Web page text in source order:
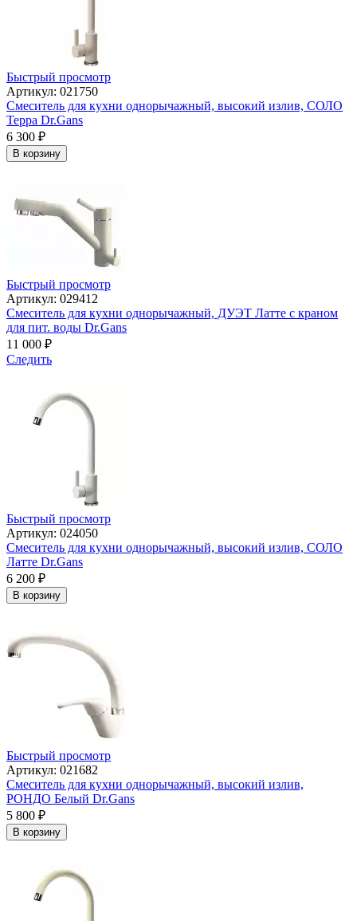
Быстрый просмотр
Артикул: 021750
Смеситель для кухни однорычажный, высокий излив, СОЛО
Терра Dr.Gans
6 300 ₽
В корзину
Быстрый просмотр
Артикул: 029412
Смеситель для кухни однорычажный, ДУЭТ Латте с краном
для пит. воды Dr.Gans
11 000 ₽
Следить
Быстрый просмотр
Артикул: 024050
Смеситель для кухни однорычажный, высокий излив, СОЛО
Латте Dr.Gans
6 200 ₽
В корзину
Быстрый просмотр
Артикул: 021682
Смеситель для кухни однорычажный, высокий излив,
РОНДО Белый Dr.Gans
5 800 ₽
В корзину